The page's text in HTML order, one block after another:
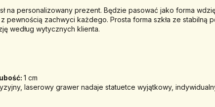
na personalizowany prezent. Będzie pasować jako forma
pewnością zachwyci każdego. Prosta forma szkła ze stabilną
według wytycznych klienta.
1 cm
laserowy grawer nadaje statuetce wyjątkowy,